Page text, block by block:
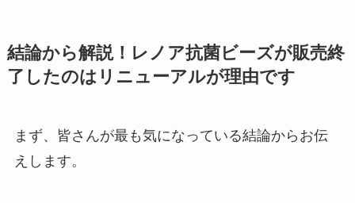
結論から解説！レノア抗菌ビーズが販売終
了したのはリニューアルが理由です
まず、皆さんが最も気になっている結論からお伝
えします。